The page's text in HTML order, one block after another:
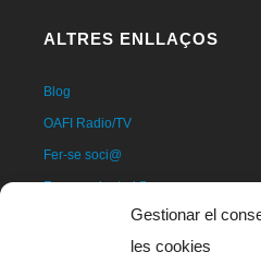
Gestionar el
les cookies
ALTRES ENLLAÇOS
Blog
OAFI Radio/TV
Fer-se soci@
Fer-se voluntari@